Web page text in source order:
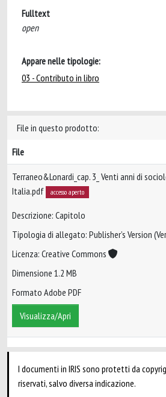
Fulltext
open
Appare nelle tipologie:
03 - Contributo in libro
File in questo prodotto:
File
Terraneo&Lonardi_cap. 3_ Venti anni di
Italia.pdf
accesso aperto
Descrizione: Capitolo
Tipologia di allegato: Publisher’s Version
Licenza: Creative Commons
Dimensione 1.2 MB
Formato Adobe PDF
Visualizza/Apri
I documenti in IRIS sono protetti da
riservati, salvo diversa indicazione.